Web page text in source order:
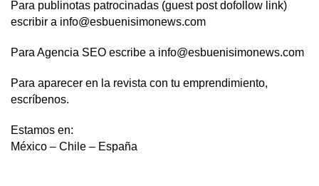
Para publinotas patrocinadas (guest post dofollow link)
escribir a info@esbuenisimonews.com
Para Agencia SEO escribe a info@esbuenisimonews.com
Para aparecer en la revista con tu emprendimiento,
escríbenos.
Estamos en:
México – Chile – España